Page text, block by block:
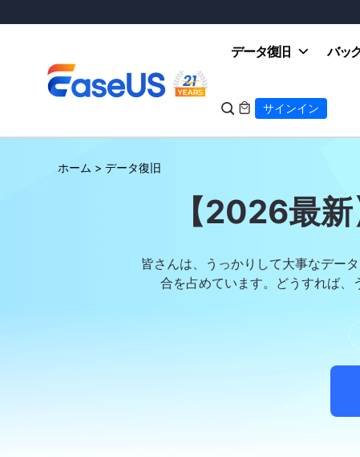
データ復旧 バッ
  サインイン
ホーム > データ復旧
【2026最
皆さんは、うっかりして大事なデー
合を占めています。どうすれば、